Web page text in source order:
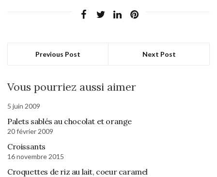
Previous Post Next Post
Vous pourriez aussi aimer
5 juin 2009
Palets sablés au chocolat et orange
20 février 2009
Croissants
16 novembre 2015
Croquettes de riz au lait, coeur caramel